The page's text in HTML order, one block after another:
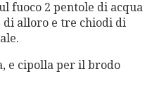
fuoco 2 pentole di acqua
di alloro e tre chiodi di
e cipolla per il brodo